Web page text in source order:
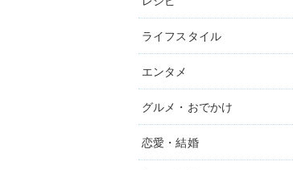
ライフスタイル
エンタメ
グルメ・おでかけ
恋愛・結婚